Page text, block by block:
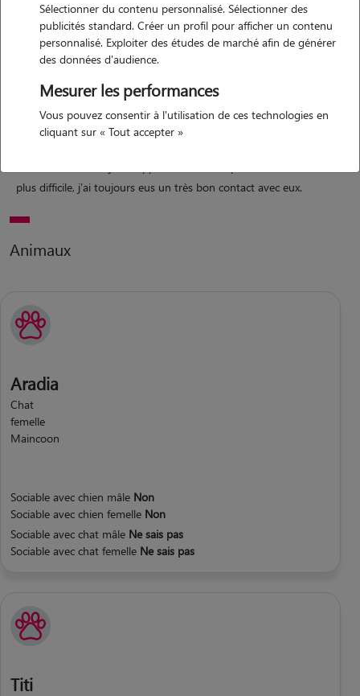
dessus tout.
chiens dans ma vie que j'ai adoré et que j'ai chouchouté, j'ai appris les
plus difficile, j'ai toujours eus un très bon contact avec eux.
Animaux
Aradia
Chat
femelle
Maincoon
Sociable avec chien mâle Non
Sociable avec chien femelle Non
Sociable avec chat mâle Ne sais pas
Sociable avec chat femelle Ne sais pas
Titi
Sélectionner du contenu personnalisé. Sélectionner des
publicités standard. Créer un profil pour afficher un contenu
personnalisé. Exploiter des études de marché afin de générer
des données d'audience.
Mesurer les performances
Vous pouvez consentir à l'utilisation de ces technologies en
cliquant sur « Tout accepter »